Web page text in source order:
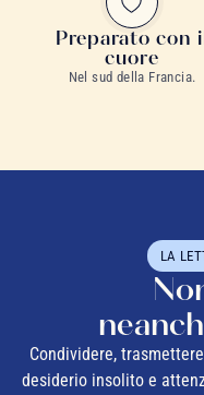
Preparato con
cuore
Nel sud della Francia.
LA
Condividere,
desiderio insolito e